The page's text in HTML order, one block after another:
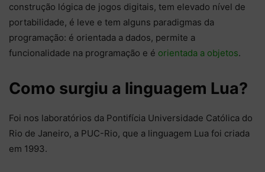
construção lógica de jogos digitais, tem elevado nível de
portabilidade, é leve e tem alguns paradigmas da
programação: é orientada a dados, permite a
funcionalidade na programação e é orientada a objetos.
Como surgiu a linguagem Lua?
Foi nos laboratórios da Pontifícia Universidade Católica do
Rio de Janeiro, a PUC-Rio, que a linguagem Lua foi criada
em 1993.